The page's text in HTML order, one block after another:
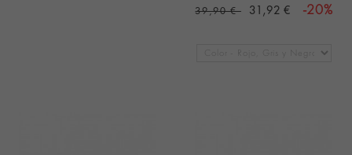
39,90 € 31,92 € -20%